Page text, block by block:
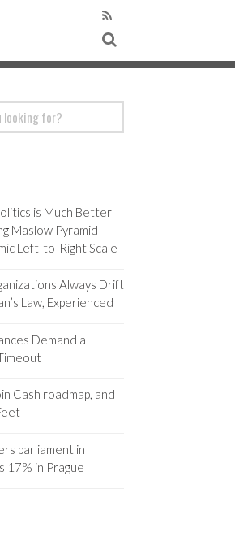
is Much Better
Maslow Pyramid
Left-to-Right Scale
Always Drift
Law, Experienced
Demand a
Cash roadmap, and
parliament in
17% in Prague